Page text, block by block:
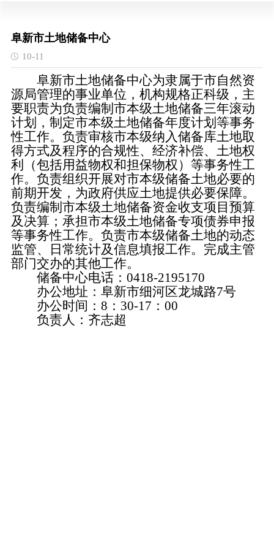
阜新市土地储备中心
10-11
阜新市土地储备中心为隶属于市自然资
源局管理的事业单位，机构规格正科级，主
要职责为负责编制市本级土地储备三年滚动
计划，制定市本级土地储备年度计划等事务
性工作。负责审核市本级纳入储备库土地取
得方式及程序的合规性、经济补偿、土地权
利（包括用益物权和担保物权）等事务性工
作。负责组织开展对市本级储备土地必要的
前期开发，为政府供应土地提供必要保障。
负责编制市本级土地储备资金收支项目预算
及决算；承担市本级土地储备专项债券申报
等事务性工作。负责市本级储备土地的动态
监管、日常统计及信息填报工作。完成主管
部门交办的其他工作。
储备中心电话：0418-2195170
办公地址：阜新市细河区龙城路7号
办公时间：8：30-17：00
负责人：齐志超